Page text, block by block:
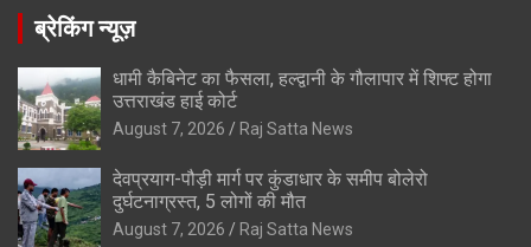
ब्रेकिंग न्यूज़
धामी कैबिनेट का फैसला, हल्द्वानी के गौलापार में शिफ्ट होगा
उत्तराखंड हाई कोर्ट
August 7, 2026 Raj Satta News
देवप्रयाग-पौड़ी मार्ग पर कुंडाधार के समीप बोलेरो
दुर्घटनाग्रस्त, 5 लोगों की मौत
August 7, 2026 Raj Satta News